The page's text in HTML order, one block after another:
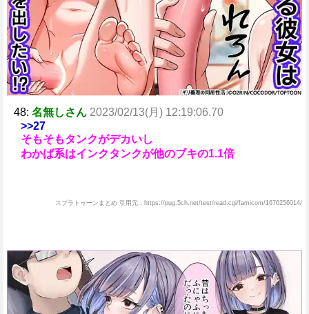
48: 名無しさん 2023/02/13(月) 12:19:06.70
>>27
そもそもタンクがデカいし
わかば系はインクタンクが他のブキの1.1倍
スプラトゥーンまとめ 引用元：https://pug.5ch.net/test/read.cgi/famicom/1676256014/